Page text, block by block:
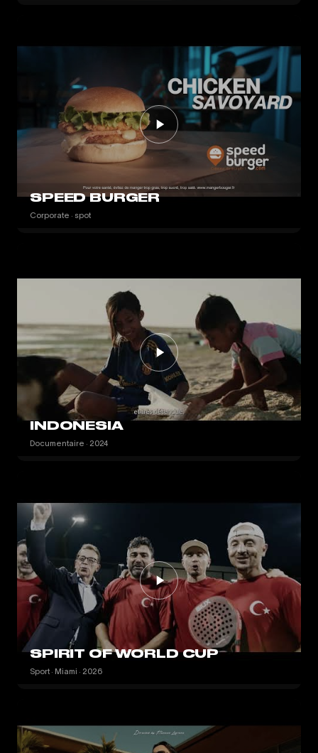
SPEED BURGER
Corporate · spot
INDONESIA
Documentaire · 2024
SPIRIT OF WORLD CUP
Sport · Miami · 2026